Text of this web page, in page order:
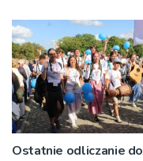
Ostatnie odliczanie do